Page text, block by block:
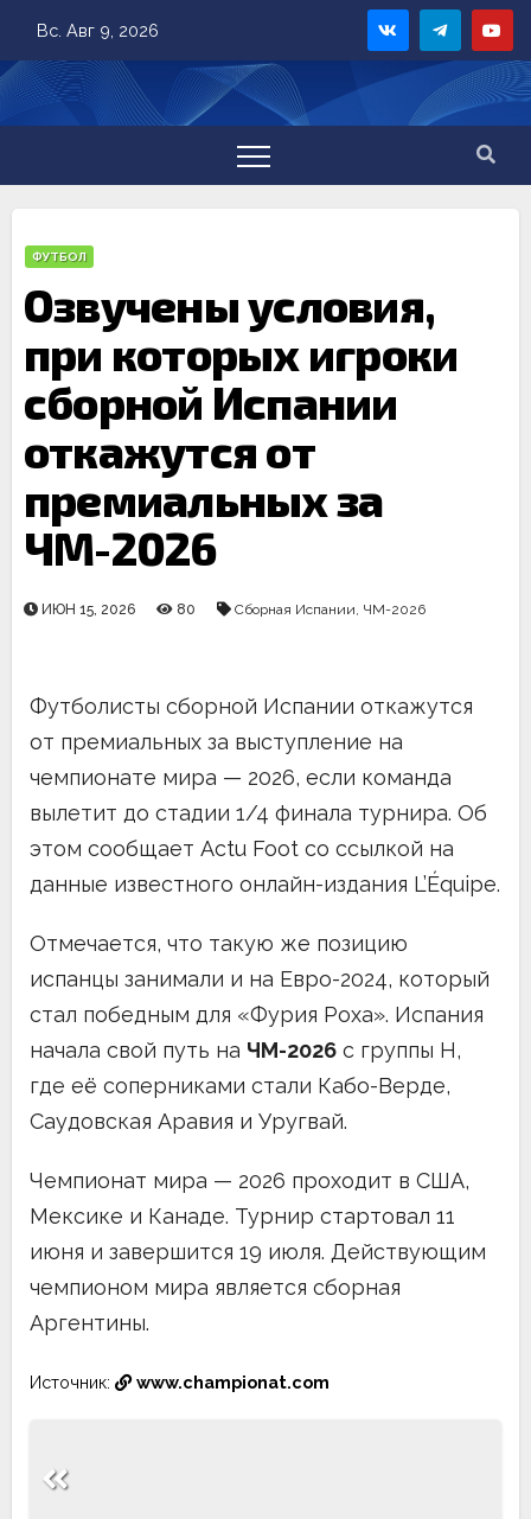
content
Вс. Авг 9, 2026
ФУТБОЛ
Озвучены условия,
при которых игроки
сборной Испании
откажутся от
премиальных за
ЧМ-2026
ИЮН 15, 2026 80 Сборная Испании, ЧМ-2026
Футболисты сборной Испании откажутся
от премиальных за выступление на
чемпионате мира — 2026, если команда
вылетит до стадии 1/4 финала турнира. Об
этом сообщает Actu Foot со ссылкой на
данные известного онлайн-издания L’Équipe.
Отмечается, что такую же позицию
испанцы занимали и на Евро-2024, который
стал победным для «Фурия Роха». Испания
начала свой путь на ЧМ-2026 с группы H,
где её соперниками стали Кабо-Верде,
Саудовская Аравия и Уругвай.
Чемпионат мира — 2026 проходит в США,
Мексике и Канаде. Турнир стартовал 11
июня и завершится 19 июля. Действующим
чемпионом мира является сборная
Аргентины.
Источник: www.championat.com
по